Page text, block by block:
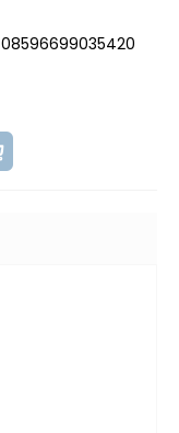
08596699035420